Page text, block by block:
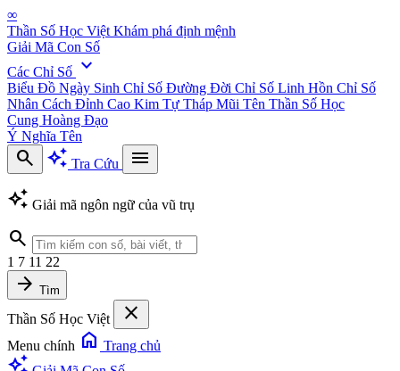
∞
Thần Số Học Việt Khám phá định mệnh
Giải Mã Con Số
Các Chỉ Số expand_more
Biểu Đồ Ngày Sinh Chỉ Số Đường Đời Chỉ Số Linh Hồn Chỉ Số
Nhân Cách Đỉnh Cao Kim Tự Tháp Mũi Tên Thần Số Học
Cung Hoàng Đạo
Ý Nghĩa Tên
search auto_awesome Tra Cứu
menu
auto_awesome Giải mã ngôn ngữ của vũ trụ
search
1 7 11 22
arrow_forward Tìm
Thần Số Học Việt close
Menu chính home Trang chủ
auto_awesome